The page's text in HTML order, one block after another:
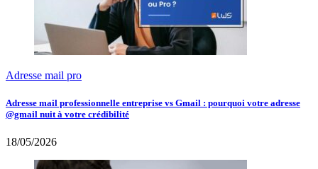
Adresse mail pro
Adresse mail professionnelle entreprise vs Gmail : pourquoi votre adresse
@gmail nuit à votre crédibilité
18/05/2026